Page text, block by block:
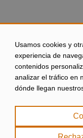
Usamos cookies y
experiencia de
contenidos
analizar el tráfico en
dónde llegan